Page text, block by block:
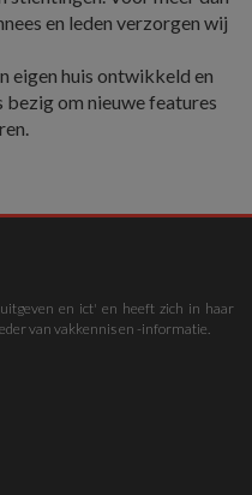
en leden verzorgen wij
eigen huis ontwikkeld en
om nieuwe features
en ict' en heeft zich in haar
van vakkennis en -informatie.